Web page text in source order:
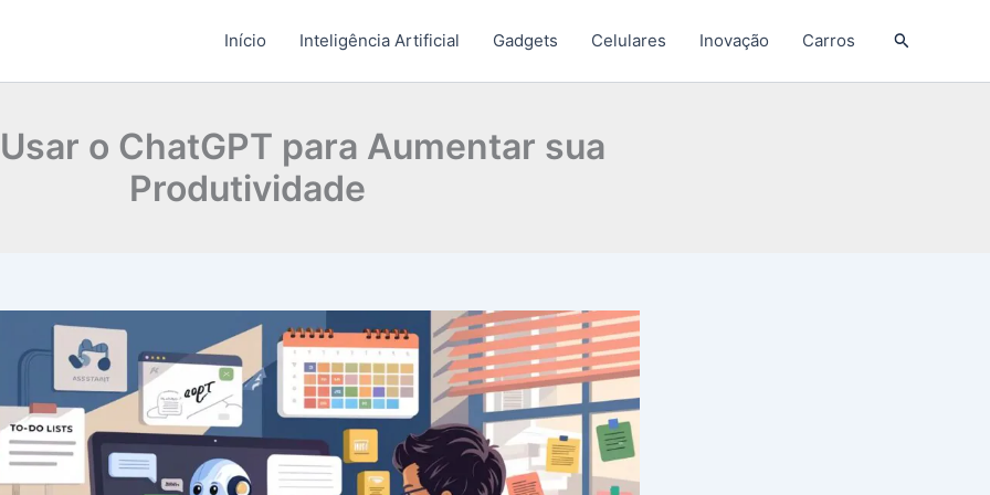
Início Inteligência Artificial Gadgets Celulares Inovação Carros Pesquisar
o ChatGPT para Aumentar sua
Produtividade